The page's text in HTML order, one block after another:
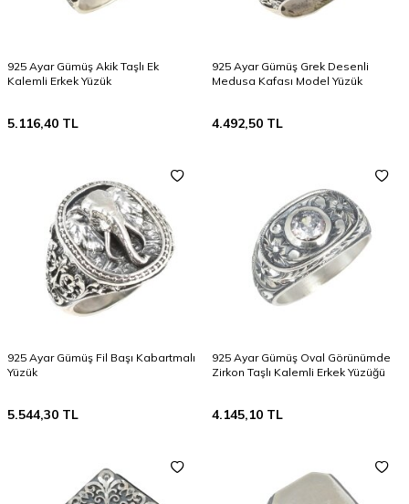
925 Ayar Gümüş Akik Taşlı Ek
Kalemli Erkek Yüzük
5.116,40 TL
925 Ayar Gümüş Grek Desenli
Medusa Kafası Model Yüzük
4.492,50 TL
925 Ayar Gümüş Fil Başı Kabartmalı
Yüzük
5.544,30 TL
925 Ayar Gümüş Oval Görünümde
Zirkon Taşlı Kalemli Erkek Yüzüğü
4.145,10 TL